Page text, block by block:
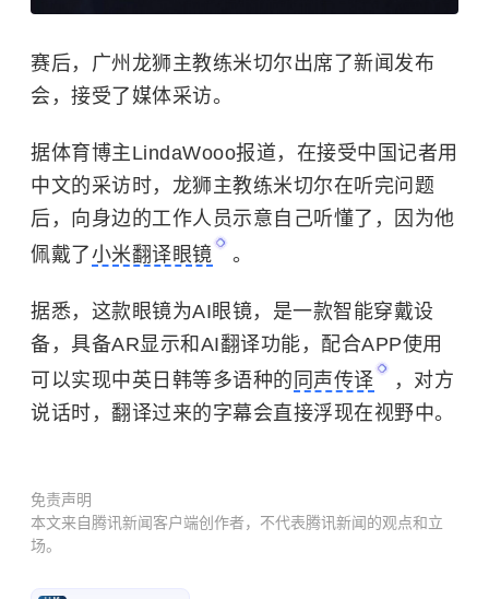
赛后，广州龙狮主教练米切尔出席了新闻发布
会，接受了媒体采访。
据体育博主LindaWooo报道，在接受中国记者用
中文的采访时，龙狮主教练米切尔在听完问题
后，向身边的工作人员示意自己听懂了，因为他
佩戴了小米翻译眼镜 。
据悉，这款眼镜为AI眼镜，是一款智能穿戴设
备，具备AR显示和AI翻译功能，配合APP使用
可以实现中英日韩等多语种的 同声传译
，对方
说话时，翻译过来的字幕会直接浮现在视野中。
免责声明
本文来自腾讯新闻客户端创作者，不代表腾讯新闻的观点和立
场。